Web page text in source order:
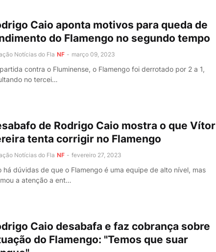
Caio aponta motivos para queda de
do Flamengo no segundo tempo
Notícias do Fla NF - março 09, 2023
contra o Fluminense, o Flamengo foi derrotado por 2 a 1,
no tercei…
de Rodrigo Caio mostra o que Vítor
tenta corrigir no Flamengo
Notícias do Fla NF - fevereiro 27, 2023
há dúvidas de que o Flamengo é uma equipe de alto nível, mas
a atenção a ent…
Caio desabafa e faz cobrança sobre
do Flamengo: "Temos que suar